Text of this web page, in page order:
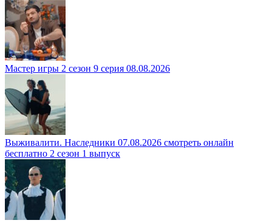
Мастер игры 2 сезон 9 серия 08.08.2026
Выживалити. Наследники 07.08.2026 смотреть онлайн
бесплатно 2 сезон 1 выпуск